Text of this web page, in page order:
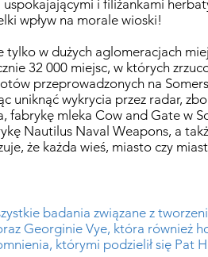
i filiżankami
wpływ na morale wioski!
tylko w dużych aglomeracjach
32 000 miejsc, w których
przeprowadzonych na
uniknąć wykrycia przez radar,
fabrykę mleka Cow and Gate w
Nautilus Naval Weapons, a
że każda wieś, miasto czy
badania związane z
Georginie Vye, która również
którymi podzielił się Pat